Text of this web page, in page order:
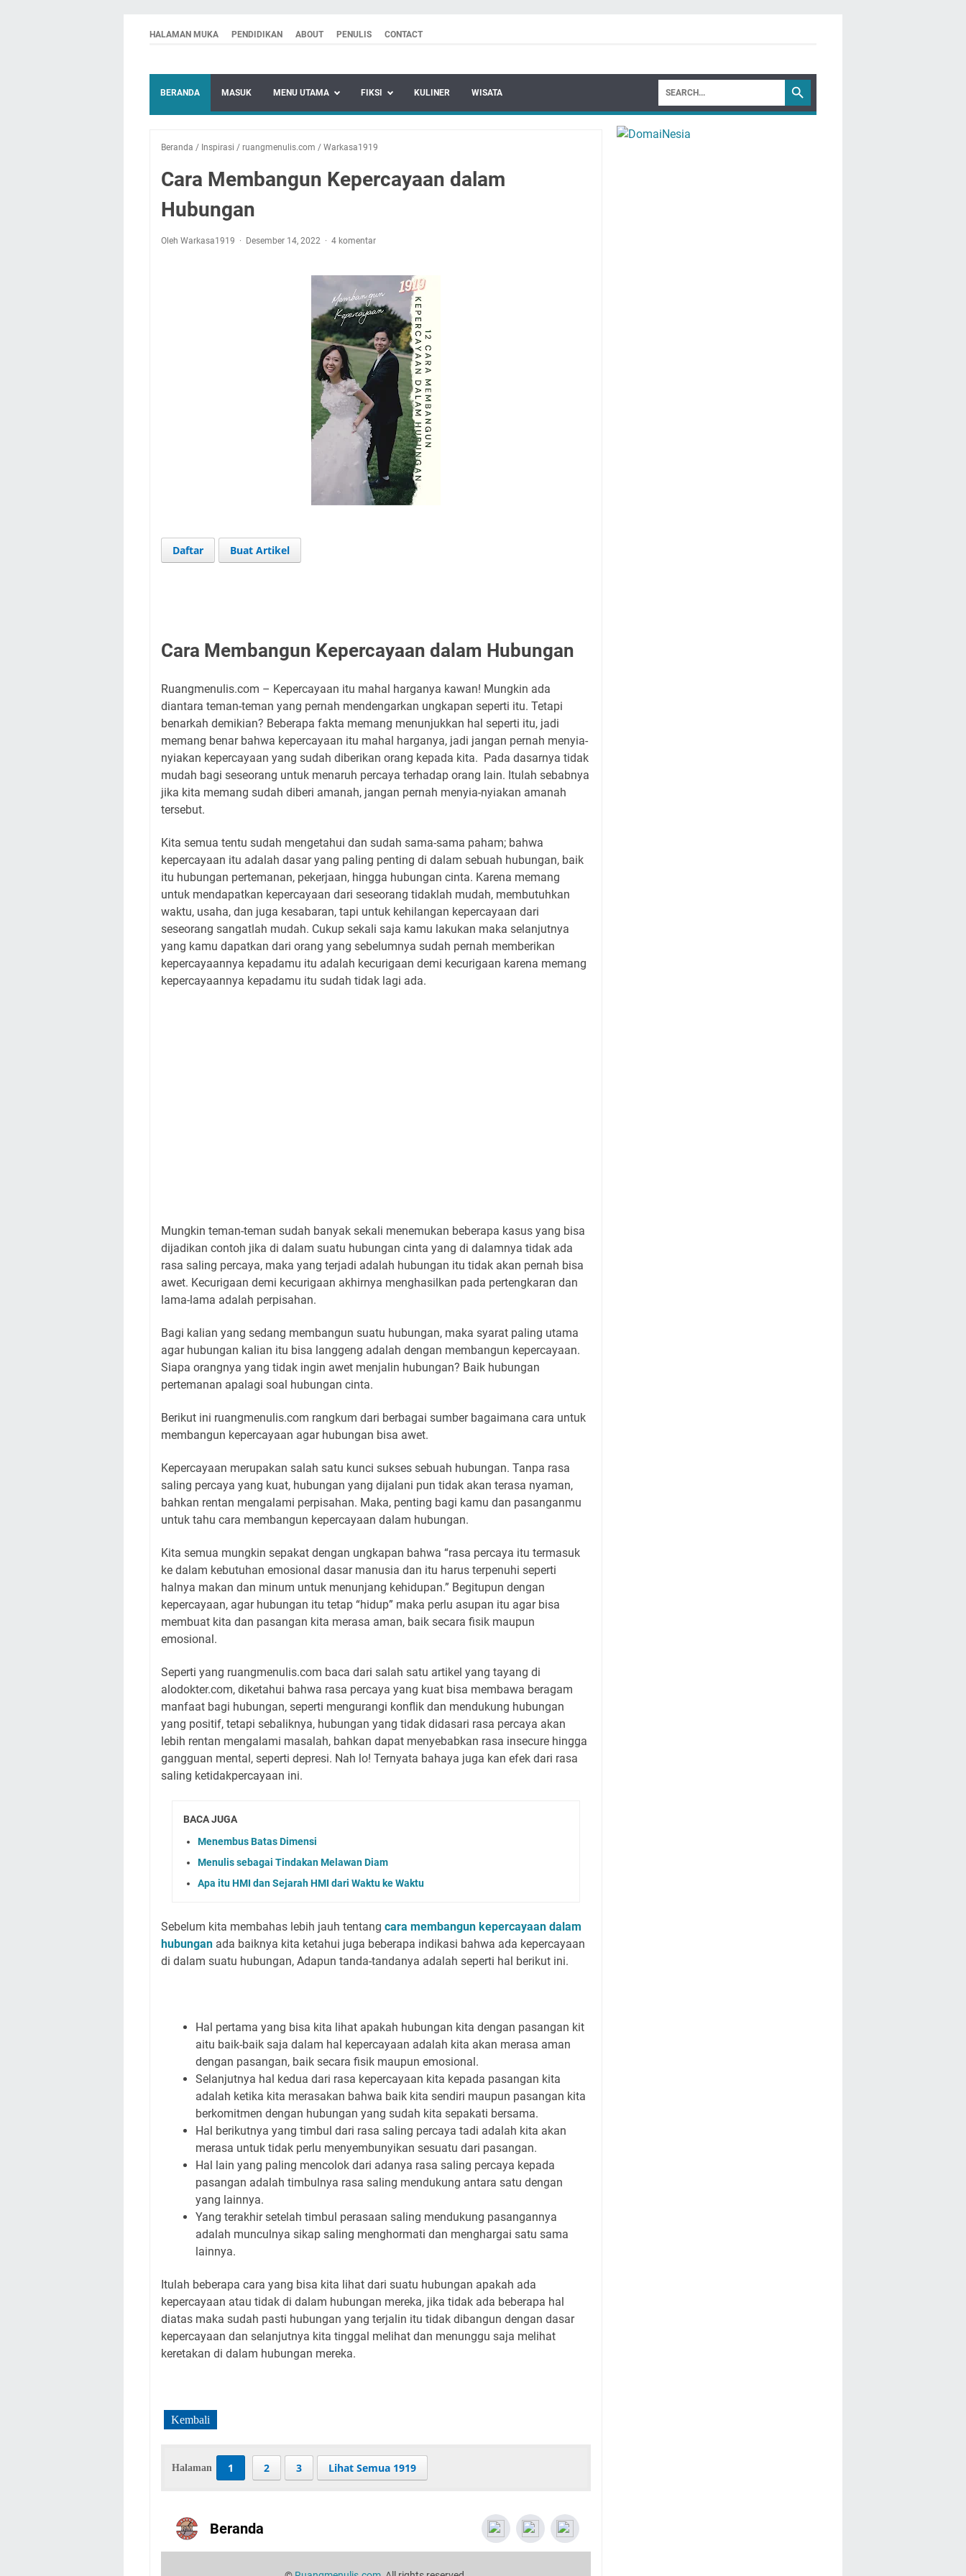
HALAMAN MUKA PENDIDIKAN ABOUT PENULIS CONTACT
BERANDA MASUK MENU UTAMA FIKSI KULINER WISATA
Beranda / Inspirasi / ruangmenulis.com / Warkasa1919
Cara Membangun Kepercayaan dalam
Hubungan
Oleh Warkasa1919 Desember 14, 2022 4 komentar
Daftar Buat Artikel
Cara Membangun Kepercayaan dalam Hubungan
Ruangmenulis.com – Kepercayaan itu mahal harganya kawan! Mungkin ada
diantara teman-teman yang pernah mendengarkan ungkapan seperti itu. Tetapi
benarkah demikian? Beberapa fakta memang menunjukkan hal seperti itu, jadi
memang benar bahwa kepercayaan itu mahal harganya, jadi jangan pernah menyia-
nyiakan kepercayaan yang sudah diberikan orang kepada kita. Pada dasarnya tidak
mudah bagi seseorang untuk menaruh percaya terhadap orang lain. Itulah sebabnya
jika kita memang sudah diberi amanah, jangan pernah menyia-nyiakan amanah
tersebut.
Kita semua tentu sudah mengetahui dan sudah sama-sama paham; bahwa
kepercayaan itu adalah dasar yang paling penting di dalam sebuah hubungan, baik
itu hubungan pertemanan, pekerjaan, hingga hubungan cinta. Karena memang
untuk mendapatkan kepercayaan dari seseorang tidaklah mudah, membutuhkan
waktu, usaha, dan juga kesabaran, tapi untuk kehilangan kepercayaan dari
seseorang sangatlah mudah. Cukup sekali saja kamu lakukan maka selanjutnya
yang kamu dapatkan dari orang yang sebelumnya sudah pernah memberikan
kepercayaannya kepadamu itu adalah kecurigaan demi kecurigaan karena memang
kepercayaannya kepadamu itu sudah tidak lagi ada.
Mungkin teman-teman sudah banyak sekali menemukan beberapa kasus yang bisa
dijadikan contoh jika di dalam suatu hubungan cinta yang di dalamnya tidak ada
rasa saling percaya, maka yang terjadi adalah hubungan itu tidak akan pernah bisa
awet. Kecurigaan demi kecurigaan akhirnya menghasilkan pada pertengkaran dan
lama-lama adalah perpisahan.
Bagi kalian yang sedang membangun suatu hubungan, maka syarat paling utama
agar hubungan kalian itu bisa langgeng adalah dengan membangun kepercayaan.
Siapa orangnya yang tidak ingin awet menjalin hubungan? Baik hubungan
pertemanan apalagi soal hubungan cinta.
Berikut ini ruangmenulis.com rangkum dari berbagai sumber bagaimana cara untuk
membangun kepercayaan agar hubungan bisa awet.
Kepercayaan merupakan salah satu kunci sukses sebuah hubungan. Tanpa rasa
saling percaya yang kuat, hubungan yang dijalani pun tidak akan terasa nyaman,
bahkan rentan mengalami perpisahan. Maka, penting bagi kamu dan pasanganmu
untuk tahu cara membangun kepercayaan dalam hubungan.
Kita semua mungkin sepakat dengan ungkapan bahwa “rasa percaya itu termasuk
ke dalam kebutuhan emosional dasar manusia dan itu harus terpenuhi seperti
halnya makan dan minum untuk menunjang kehidupan.” Begitupun dengan
kepercayaan, agar hubungan itu tetap “hidup” maka perlu asupan itu agar bisa
membuat kita dan pasangan kita merasa aman, baik secara fisik maupun
emosional.
Seperti yang ruangmenulis.com baca dari salah satu artikel yang tayang di
alodokter.com, diketahui bahwa rasa percaya yang kuat bisa membawa beragam
manfaat bagi hubungan, seperti mengurangi konflik dan mendukung hubungan
yang positif, tetapi sebaliknya, hubungan yang tidak didasari rasa percaya akan
lebih rentan mengalami masalah, bahkan dapat menyebabkan rasa insecure hingga
gangguan mental, seperti depresi. Nah lo! Ternyata bahaya juga kan efek dari rasa
saling ketidakpercayaan ini.
BACA JUGA
Menembus Batas Dimensi
Menulis sebagai Tindakan Melawan Diam
Apa itu HMI dan Sejarah HMI dari Waktu ke Waktu
Sebelum kita membahas lebih jauh tentang cara membangun kepercayaan dalam
hubungan ada baiknya kita ketahui juga beberapa indikasi bahwa ada kepercayaan
di dalam suatu hubungan, Adapun tanda-tandanya adalah seperti hal berikut ini.
Hal pertama yang bisa kita lihat apakah hubungan kita dengan pasangan kit
aitu baik-baik saja dalam hal kepercayaan adalah kita akan merasa aman
dengan pasangan, baik secara fisik maupun emosional.
Selanjutnya hal kedua dari rasa kepercayaan kita kepada pasangan kita
adalah ketika kita merasakan bahwa baik kita sendiri maupun pasangan kita
berkomitmen dengan hubungan yang sudah kita sepakati bersama.
Hal berikutnya yang timbul dari rasa saling percaya tadi adalah kita akan
merasa untuk tidak perlu menyembunyikan sesuatu dari pasangan.
Hal lain yang paling mencolok dari adanya rasa saling percaya kepada
pasangan adalah timbulnya rasa saling mendukung antara satu dengan
yang lainnya.
Yang terakhir setelah timbul perasaan saling mendukung pasangannya
adalah munculnya sikap saling menghormati dan menghargai satu sama
lainnya.
Itulah beberapa cara yang bisa kita lihat dari suatu hubungan apakah ada
kepercayaan atau tidak di dalam hubungan mereka, jika tidak ada beberapa hal
diatas maka sudah pasti hubungan yang terjalin itu tidak dibangun dengan dasar
kepercayaan dan selanjutnya kita tinggal melihat dan menunggu saja melihat
keretakan di dalam hubungan mereka.
Kembali
Halaman 1 2 3 Lihat Semua 1919
Beranda